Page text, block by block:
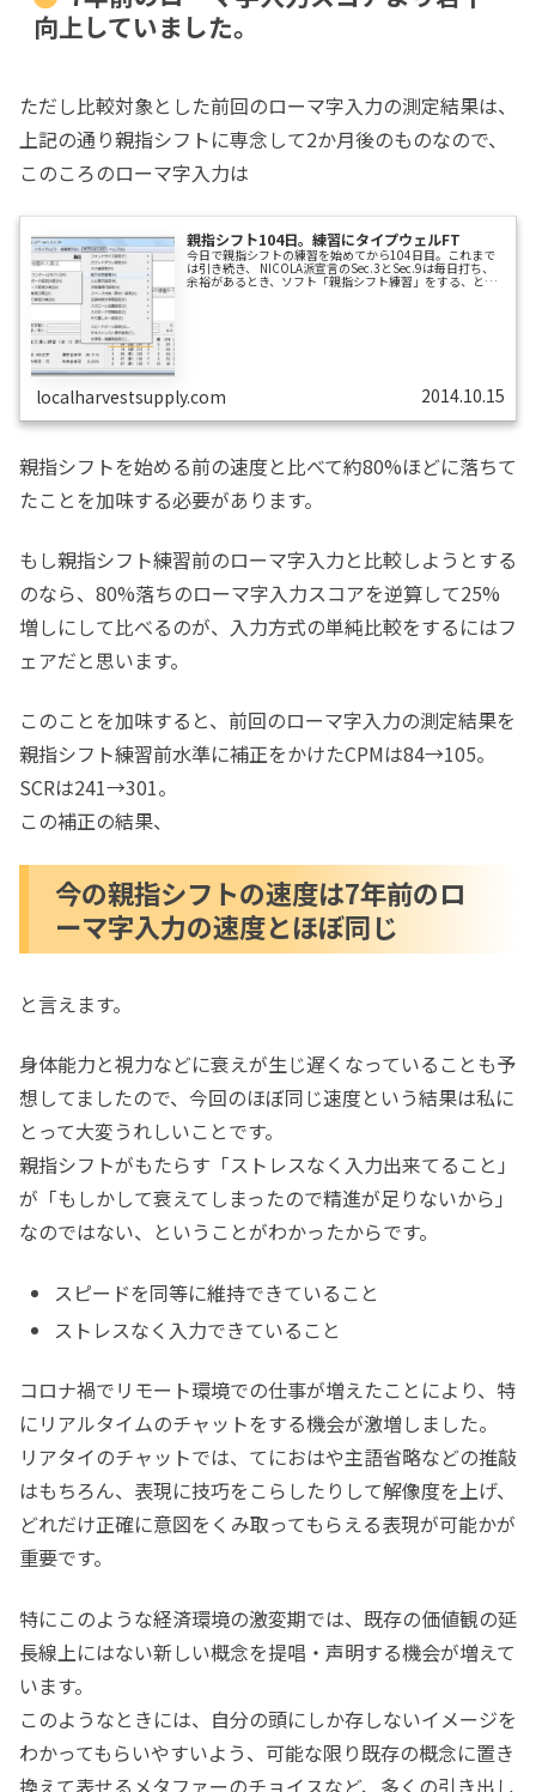
向上していました。
ただし比較対象とした前回のローマ字入力の測定結果は、
上記の通り親指シフトに専念して2か月後のものなので、
このころのローマ字入力は
親指シフト104日。練習にタイプウェルFT
今日で親指シフトの練習を始めてから104日目。これまで
は引き続き、 NICOLA派宣言のSec.3とSec.9は毎日打ち、
余裕があるとき、ソフト「親指シフト練習」をする、とい
localharvestsupply.com 2014.10.15
親指シフトを始める前の速度と比べて約80%ほどに落ちて
たことを加味する必要があります。
もし親指シフト練習前のローマ字入力と比較しようとする
のなら、80%落ちのローマ字入力スコアを逆算して25%
増しにして比べるのが、入力方式の単純比較をするにはフ
ェアだと思います。
このことを加味すると、前回のローマ字入力の測定結果を
親指シフト練習前水準に補正をかけたCPMは84→105。
SCRは241→301。
この補正の結果、
今の親指シフトの速度は7年前のロ
ーマ字入力の速度とほぼ同じ
と言えます。
身体能力と視力などに衰えが生じ遅くなっていることも予
想してましたので、今回のほぼ同じ速度という結果は私に
とって大変うれしいことです。
親指シフトがもたらす「ストレスなく入力出来てること」
が「もしかして衰えてしまったので精進が足りないから」
なのではない、ということがわかったからです。
スピードを同等に維持できていること
ストレスなく入力できていること
コロナ禍でリモート環境での仕事が増えたことにより、特
にリアルタイムのチャットをする機会が激増しました。
リアタイのチャットでは、てにおはや主語省略などの推敲
はもちろん、表現に技巧をこらしたりして解像度を上げ、
どれだけ正確に意図をくみ取ってもらえる表現が可能かが
重要です。
特にこのような経済環境の激変期では、既存の価値観の延
長線上にはない新しい概念を提唱・声明する機会が増えて
います。
このようなときには、自分の頭にしか存しないイメージを
わかってもらいやすいよう、可能な限り既存の概念に置き
換えて表せるメタファーのチョイスなど、多くの引き出し